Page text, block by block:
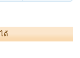
ด้